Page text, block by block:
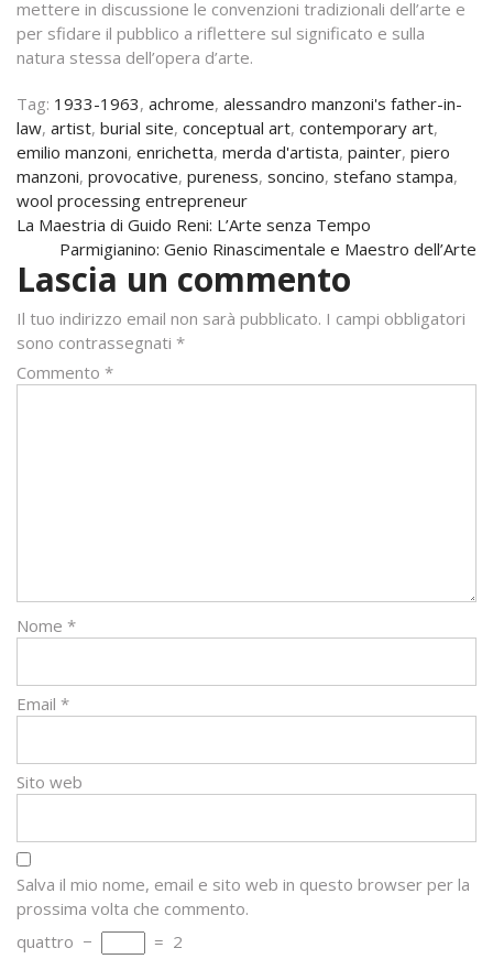
mettere in discussione le convenzioni tradizionali dell’arte e
per sfidare il pubblico a riflettere sul significato e sulla
natura stessa dell’opera d’arte.
Tag: 1933-1963, achrome, alessandro manzoni's father-in-
law, artist, burial site, conceptual art, contemporary art,
emilio manzoni, enrichetta, merda d'artista, painter, piero
manzoni, provocative, pureness, soncino, stefano stampa,
wool processing entrepreneur
Navigazione
articoli
La Maestria di Guido Reni: L’Arte senza Tempo
Parmigianino: Genio Rinascimentale e Maestro dell’Arte
Lascia un commento
Il tuo indirizzo email non sarà pubblicato. I campi obbligatori
sono contrassegnati *
Commento *
Nome *
Email *
Sito web
Salva il mio nome, email e sito web in questo browser per la
prossima volta che commento.
quattro − = 2